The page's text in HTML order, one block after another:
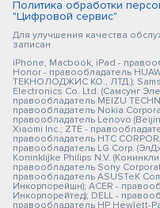
Политика обработки
"Цифровой сервис"
Для улучшения качества
записан
iPhone, Macbook, iPad -
Honor - правообладатель
ТЕКНОЛОДЖИС КО., ЛТД.);
Electronics Co. Ltd. (Самсунг
правообладатель MEIZU
правообладатель Nokia
правообладатель Lenovo
Xiaomi Inc.; ZTE -
правообладатель HTC
правообладатель LG Corp.
Koninklijke Philips N.V.
правообладатель Sony
правообладатель ASUSTeK
Инкорпорейшн); ACER -
Инкорпорейтед); DELL -
правообладатель HP Hewlett-